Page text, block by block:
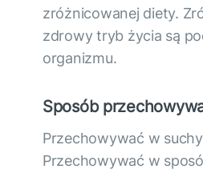
zróżnicowanej diety.
zdrowy tryb życia są
organizmu.
Sposób
Przechowywać w
Przechowywać w